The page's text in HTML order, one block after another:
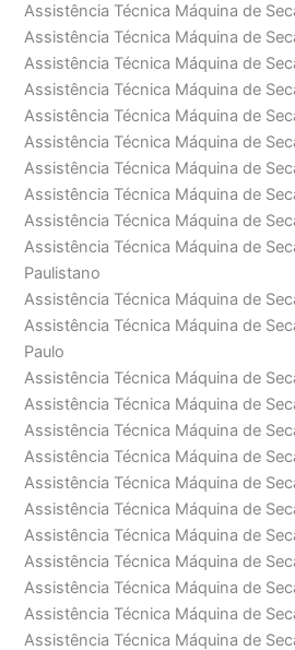
Assistência Técnica Máquina de
Assistência Técnica Máquina de
Assistência Técnica Máquina de
Assistência Técnica Máquina de
Assistência Técnica Máquina de
Assistência Técnica Máquina de
Assistência Técnica Máquina de
Assistência Técnica Máquina de
Assistência Técnica Máquina de
Assistência Técnica Máquina de
Paulistano
Assistência Técnica Máquina de
Assistência Técnica Máquina de
Paulo
Assistência Técnica Máquina de
Assistência Técnica Máquina de
Assistência Técnica Máquina de
Assistência Técnica Máquina de
Assistência Técnica Máquina de
Assistência Técnica Máquina de
Assistência Técnica Máquina de
Assistência Técnica Máquina de
Assistência Técnica Máquina de
Assistência Técnica Máquina de
Assistência Técnica Máquina de